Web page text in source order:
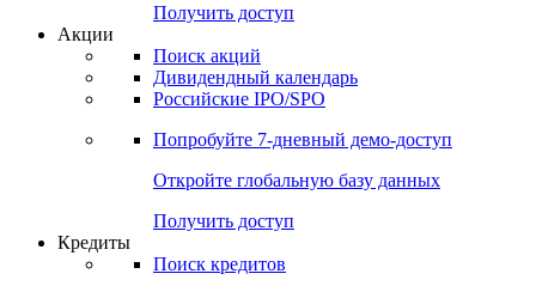
Получить доступ
Акции
Поиск акций
Дивидендный календарь
Российские IPO/SPO
Попробуйте 7-дневный демо-доступ
Откройте глобальную базу данных
Получить доступ
Кредиты
Поиск кредитов